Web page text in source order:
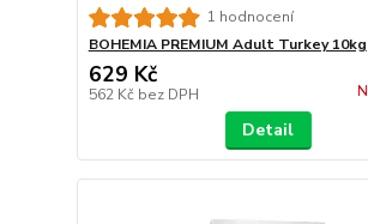
1 hodnocení
BOHEMIA PREMIUM Adult Turkey 10kg
629 Kč
562 Kč bez DPH
Detail